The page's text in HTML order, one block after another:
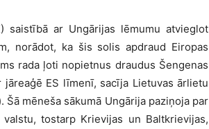
saistībā ar Ungārijas lēmumu atvieglot
norādot, ka šis solis apdraud Eiropas
rada ļoti nopietnus draudus Šengenas
ES līmenī, sacīja Lietuvas ārlietu
mēneša sākumā Ungārija paziņoja par
tostarp Krievijas un Baltkrievijas,